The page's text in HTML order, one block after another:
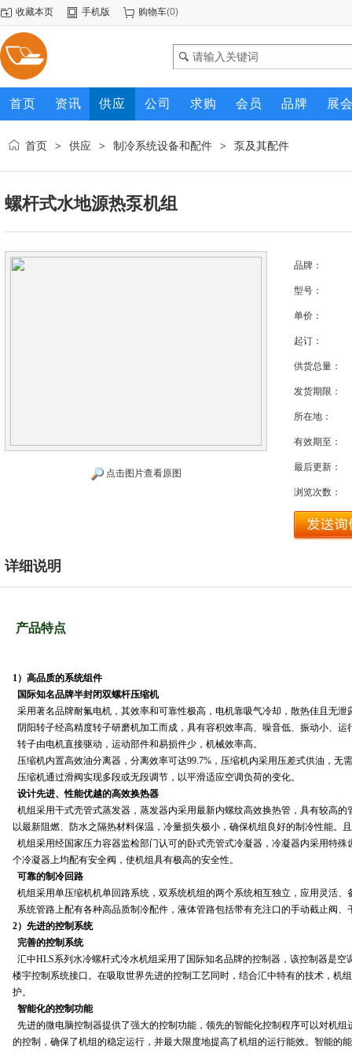
收藏本页 手机版 购物车(0)
首页 资讯 供应 公司 求购 会员 品牌 展
首页 > 供应 > 制冷系统设备和配件 > 泵及其配件
螺杆式水地源热泵机组
点击图片查看原图
品牌：
型号：
单价：
起订：
供货总量：
发货期限：
所在地：
有效期至：
最后更新：
浏览次数：
详细说明
产品特点
1）高品质的系统组件
国际知名品牌半封闭双螺杆压缩机
采用著名品牌耐氟电机，其效率和可靠性极高，电机靠吸气冷却，散热佳且无泄
阴阳转子经高精度转子研磨机加工而成，具有容积效率高、噪音低、振动小、运
转子由电机直接驱动，运动部件和易损件少，机械效率高。
压缩机内置高效油分离器，分离效率可达99.7%，压缩机内采用压差式供油，无
压缩机通过滑阀实现多段或无段调节，以平滑适应空调负荷的变化。
设计先进、性能优越的高效换热器
机组采用干式壳管式蒸发器，蒸发器内采用最新内螺纹高效换热管，具有较高
以最新阻燃、防水之隔热材料保温，冷量损失极小，确保机组良好的制冷性能
机组采用经国家压力容器监检部门认可的卧式壳管式冷凝器，冷凝器内采用特
个冷凝器上均配有安全阀，使机组具有极高的安全性。
可靠的制冷回路
机组采用单压缩机机单回路系统，双系统机组的两个系统相互独立，应用灵活、
系统管路上配有各种高品质制冷配件，液体管路包括带有充注口的手动截止阀
2）先进的控制系统
完善的控制系统
汇中HLS系列水冷螺杆式冷水机组采用了国际知名品牌的控制器，该控制器是
楼宇控制系统接口。在吸取世界先进的控制工艺同时，结合汇中特有的技术，
护。
智能化的控制功能
先进的微电脑控制器提供了强大的控制功能，领先的智能化控制程序可以对机组
的控制，确保了机组的稳定运行，并最大限度地提高了机组的运行能效。智能